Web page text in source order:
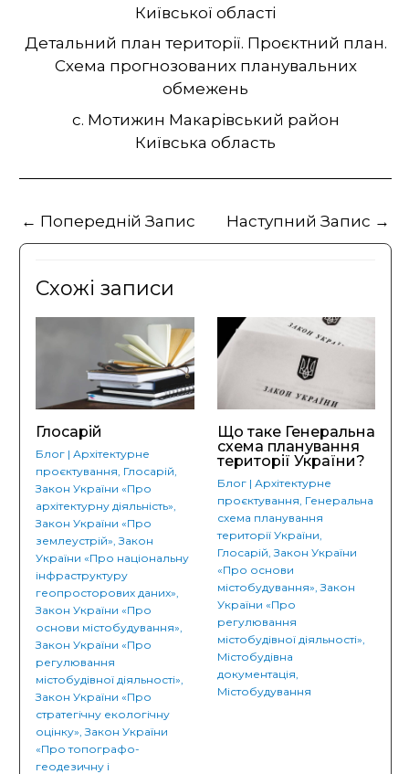
Київської області
Детальний план території. Проєктний план.
Схема прогнозованих планувальних
обмежень
с. Мотижин Макарівський район
Київська область
← Попередній Запис Наступний Запис →
Схожі записи
Глосарій
Блог | Архітектурне
проєктування Глосарій
Закон України «Про
архітектурну діяльність»
Закон України «Про
землеустрій» ,Закон
України «Про національну
інфраструктуру
геопросторових даних»
Закон України «Про
основи містобудування»
Закон України «Про
регулювання
містобудівної діяльності»
Закон України «Про
стратегічну екологічну
оцінку» ,Закон України
«Про топографо-
геодезичну і
Що таке Генеральна
схема планування
території України?
Блог| Архітектурне
проєктування Генеральна
схема планування
території України
Глосарій ,Закон України
«Про основи
містобудування» ,Закон
України «Про
регулювання
містобудівної діяльності»
Містобудівна
документація
Містобудування